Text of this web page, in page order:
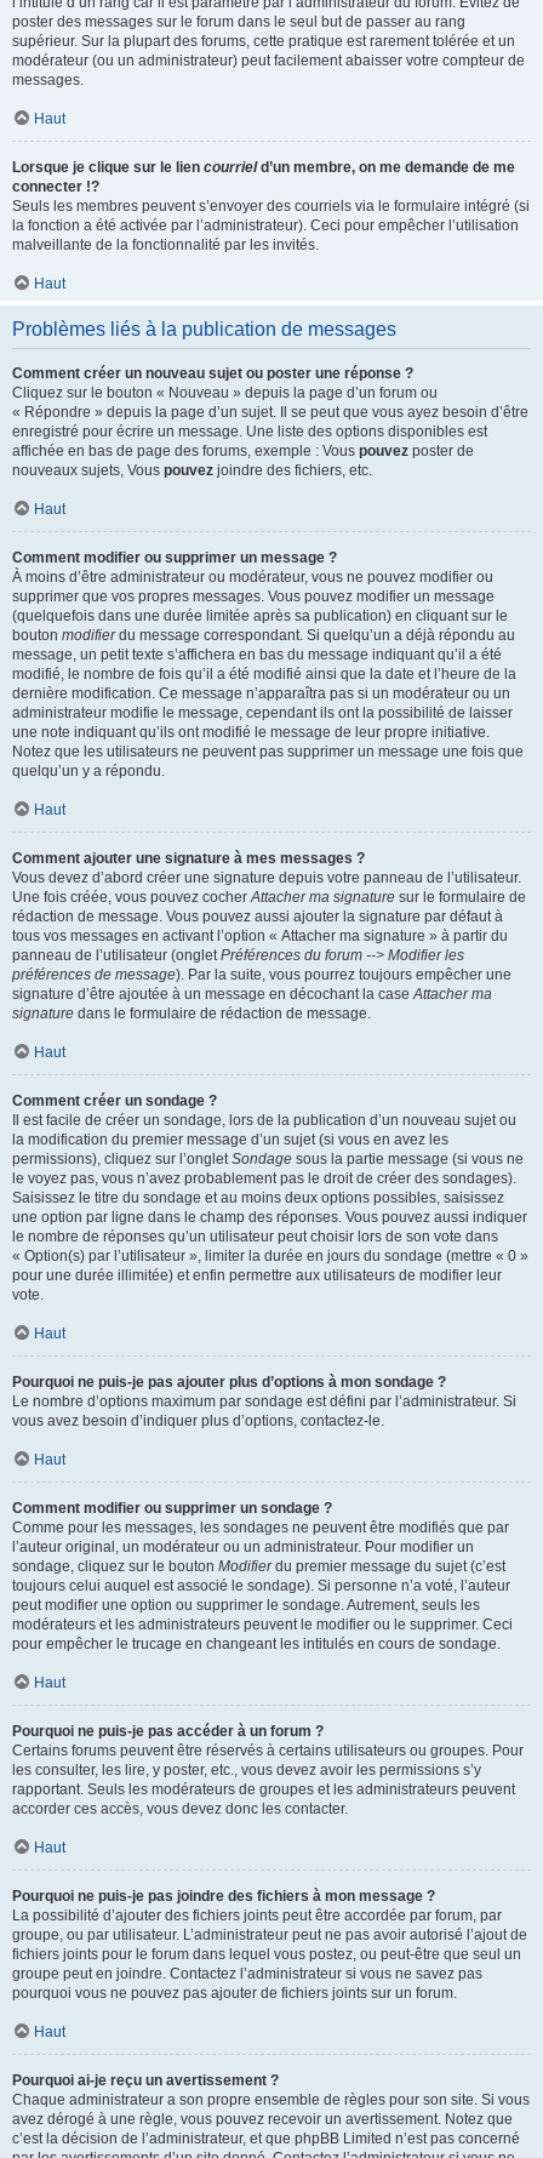
poster des messages sur le forum dans le seul but de passer au rang
supérieur. Sur la plupart des forums, cette pratique est rarement tolérée et un
modérateur (ou un administrateur) peut facilement abaisser votre compteur de
messages.
Haut
Lorsque je clique sur le lien courrield’un membre, on me demande de me
connecter !?
Seuls les membres peuvent s’envoyer des courriels via le formulaire intégré (si
la fonction a été activée par l’administrateur). Ceci pour empêcher l’utilisation
malveillante de la fonctionnalité par les invités.
Haut
Problèmes liés à la publication de messages
Comment créer un nouveau sujet ou poster une réponse ?
Cliquez sur le bouton « Nouveau » depuis la page d’un forum ou
« Répondre » depuis la page d’un sujet. Il se peut que vous ayez besoin d’être
enregistré pour écrire un message. Une liste des options disponibles est
affichée en bas de page des forums, exemple : Vous pouvez poster de
nouveaux sujets, Vous pouvez joindre des fichiers, etc.
Haut
Comment modifier ou supprimer un message ?
À moins d’être administrateur ou modérateur, vous ne pouvez modifier ou
supprimer que vos propres messages. Vous pouvez modifier un message
(quelquefois dans une durée limitée après sa publication) en cliquant sur le
bouton modifierdu message correspondant. Si quelqu’un a déjà répondu au
message, un petit texte s’affichera en bas du message indiquant qu’il a été
modifié, le nombre de fois qu’il a été modifié ainsi que la date et l’heure de la
dernière modification. Ce message n’apparaîtra pas si un modérateur ou un
administrateur modifie le message, cependant ils ont la possibilité de laisser
une note indiquant qu’ils ont modifié le message de leur propre initiative.
Notez que les utilisateurs ne peuvent pas supprimer un message une fois que
quelqu’un y a répondu.
Haut
Comment ajouter une signature à mes messages ?
Vous devez d’abord créer une signature depuis votre panneau de l’utilisateur.
Une fois créée, vous pouvez cocherAttacher ma signature sur le formulaire de
rédaction de message. Vous pouvez aussi ajouter la signature par défaut à
tous vos messages en activant l’option « Attacher ma signature » à partir du
panneau de l’utilisateur (ongletPréférences du forum --> Modifier les
préférences de message). Par la suite, vous pourrez toujours empêcher une
signature d’être ajoutée à un message en décochant la caseAttacher ma
signature dans le formulaire de rédaction de message.
Haut
Comment créer un sondage ?
Il est facile de créer un sondage, lors de la publication d’un nouveau sujet ou
la modification du premier message d’un sujet (si vous en avez les
permissions), cliquez sur l’ongletSondage sous la partie message (si vous ne
le voyez pas, vous n’avez probablement pas le droit de créer des sondages).
Saisissez le titre du sondage et au moins deux options possibles, saisissez
une option par ligne dans le champ des réponses. Vous pouvez aussi indiquer
le nombre de réponses qu’un utilisateur peut choisir lors de son vote dans
« Option(s) par l’utilisateur », limiter la durée en jours du sondage (mettre « 0 »
pour une durée illimitée) et enfin permettre aux utilisateurs de modifier leur
vote.
Haut
Pourquoi ne puis-je pas ajouter plus d’options à mon sondage ?
Le nombre d’options maximum par sondage est défini par l’administrateur. Si
vous avez besoin d’indiquer plus d’options, contactez-le.
Haut
Comment modifier ou supprimer un sondage ?
Comme pour les messages, les sondages ne peuvent être modifiés que par
l’auteur original, un modérateur ou un administrateur. Pour modifier un
sondage, cliquez sur le bouton Modifierdu premier message du sujet (c’est
toujours celui auquel est associé le sondage). Si personne n’a voté, l’auteur
peut modifier une option ou supprimer le sondage. Autrement, seuls les
modérateurs et les administrateurs peuvent le modifier ou le supprimer. Ceci
pour empêcher le trucage en changeant les intitulés en cours de sondage.
Haut
Pourquoi ne puis-je pas accéder à un forum ?
Certains forums peuvent être réservés à certains utilisateurs ou groupes. Pour
les consulter, les lire, y poster, etc., vous devez avoir les permissions s’y
rapportant. Seuls les modérateurs de groupes et les administrateurs peuvent
accorder ces accès, vous devez donc les contacter.
Haut
Pourquoi ne puis-je pas joindre des fichiers à mon message ?
La possibilité d’ajouter des fichiers joints peut être accordée par forum, par
groupe, ou par utilisateur. L’administrateur peut ne pas avoir autorisé l’ajout de
fichiers joints pour le forum dans lequel vous postez, ou peut-être que seul un
groupe peut en joindre. Contactez l’administrateur si vous ne savez pas
pourquoi vous ne pouvez pas ajouter de fichiers joints sur un forum.
Haut
Pourquoi ai-je reçu un avertissement ?
Chaque administrateur a son propre ensemble de règles pour son site. Si vous
avez dérogé à une règle, vous pouvez recevoir un avertissement. Notez que
c’est la décision de l’administrateur, et que phpBB Limited n’est pas concerné